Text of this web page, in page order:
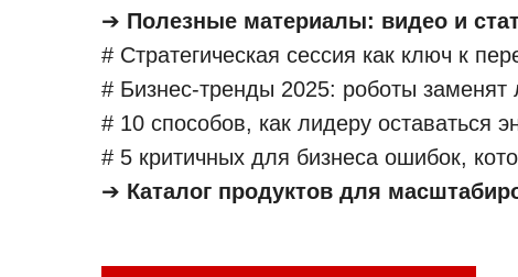
➔ Полезные материалы: видео и
# Стратегическая сессия как ключ к
# Бизнес-тренды 2025: роботы заменят
# 10 способов, как лидеру оставаться
# 5 критичных для бизнеса ошибок,
➔ Каталог продуктов для